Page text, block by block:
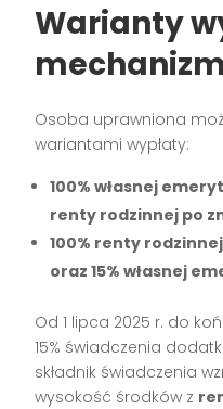
Warianty
Osoba uprawniona
wariantami wypłaty:
100% własnej
renty rodzinnej po
100% renty
oraz 15% własnej
Od 1 lipca 2025 r. do
15% świadczenia
składnik świadczenia
wysokość środków z